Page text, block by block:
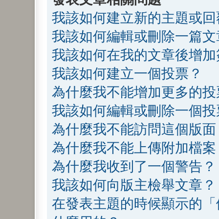
我該如何建立新的主題或
我該如何編輯或刪除一篇
我該如何在我的文章後增
我該如何建立一個投票？
為什麼我不能增加更多的
我該如何編輯或刪除一個
為什麼我不能訪問這個版面
為什麼我不能上傳附加檔案
為什麼我收到了一個警告？
我該如何向版主檢舉文章？
在發表主題的時候顯示的